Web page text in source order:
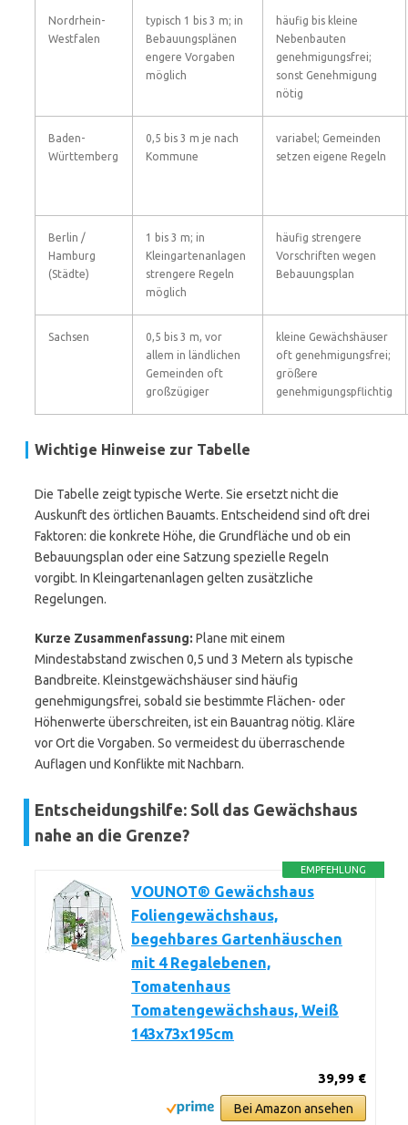
Nordrhein-
Westfalen
typisch 1 bis 3 m; in
Bebauungsplänen
engere Vorgaben
möglich
häufig bis kleine
Nebenbauten
genehmigungsfrei;
sonst Genehmigung
nötig
Baden-
Württemberg
0,5 bis 3 m je nach
Kommune
variabel; Gemeinden
setzen eigene Regeln
Berlin /
Hamburg
(Städte)
1 bis 3 m; in
Kleingartenanlagen
strengere Regeln
möglich
häufig strengere
Vorschriften wegen
Bebauungsplan
Sachsen
0,5 bis 3 m, vor
allem in ländlichen
Gemeinden oft
großzügiger
kleine Gewächshäuser
oft genehmigungsfrei;
größere
genehmigungspflichtig
Wichtige Hinweise zur Tabelle
Die Tabelle zeigt typische Werte. Sie ersetzt nicht die
Auskunft des örtlichen Bauamts. Entscheidend sind oft drei
Faktoren: die konkrete Höhe, die Grundfläche und ob ein
Bebauungsplan oder eine Satzung spezielle Regeln
vorgibt. In Kleingartenanlagen gelten zusätzliche
Regelungen.
Kurze Zusammenfassung: Plane mit einem
Mindestabstand zwischen 0,5 und 3 Metern als typische
Bandbreite. Kleinstgewächshäuser sind häufig
genehmigungsfrei, sobald sie bestimmte Flächen- oder
Höhenwerte überschreiten, ist ein Bauantrag nötig. Kläre
vor Ort die Vorgaben. So vermeidest du überraschende
Auflagen und Konflikte mit Nachbarn.
Entscheidungshilfe: Soll das Gewächshaus
nahe an die Grenze?
EMPFEHLUNG
VOUNOT® Gewächshaus
Foliengewächshaus,
begehbares Gartenhäuschen
mit 4 Regalebenen,
Tomatenhaus
Tomatengewächshaus, Weiß
143x73x195cm
39,99 €
Bei Amazon ansehen